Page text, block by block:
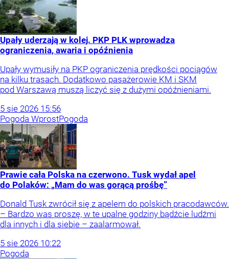
Upały uderzają w kolej. PKP PLK wprowadza
ograniczenia, awaria i opóźnienia
Upały wymusiły na PKP ograniczenia prędkości pociągów
na kilku trasach. Dodatkowo pasażerowie KM i SKM
pod Warszawą muszą liczyć się z dużymi opóźnieniami.
5 sie 2026 15:56
Pogoda WprostPogoda
Prawie cała Polska na czerwono. Tusk wydał apel
do Polaków: „Mam do was gorącą prośbę”
Donald Tusk zwrócił się z apelem do polskich pracodawców.
– Bardzo was proszę, w te upalne godziny bądźcie ludźmi
dla innych i dla siebie – zaalarmował.
5 sie 2026 10:22
Pogoda